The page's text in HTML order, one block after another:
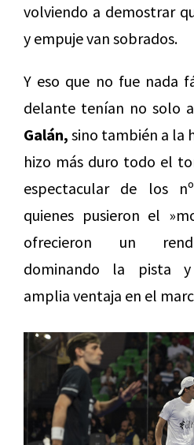
volviendo a demostrar
y empuje van sobrados.
Y eso que no fue nada
delante tenían no solo a
Galán, sino también a la
hizo más duro todo el
espectacular de los
quienes pusieron el
ofrecieron un
dominando la pista y
amplia ventaja en el